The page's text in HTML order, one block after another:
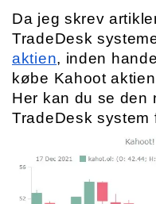
Da jeg skrev
TradeDesk
aktien, inden
købe Kahoot
Her kan du se den
TradeDesk system